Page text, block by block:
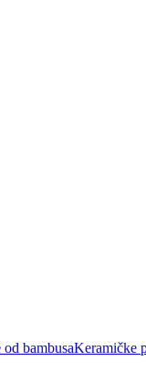
od bambusaKeramičke